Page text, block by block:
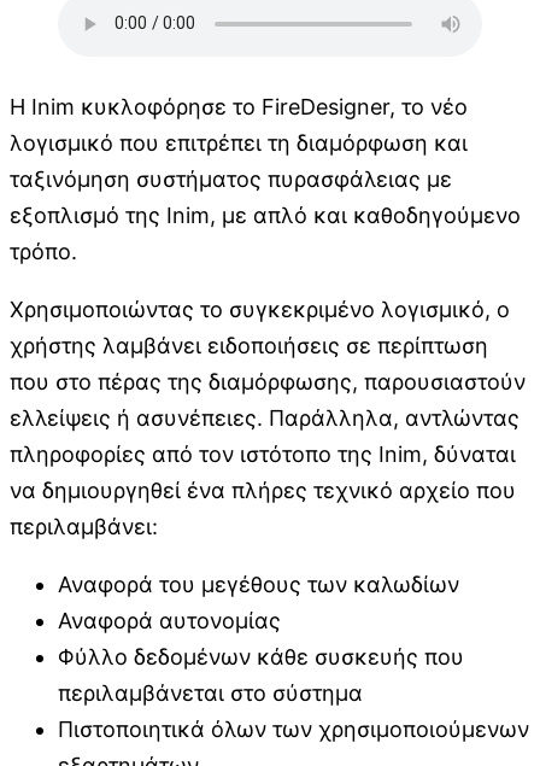
Η Inim κυκλοφόρησε το FireDesigner, το νέο
λογισμικό που επιτρέπει τη διαμόρφωση και
ταξινόμηση συστήματος πυρασφάλειας με
εξοπλισμό της Inim, με απλό και καθοδηγούμενο
τρόπο.
Χρησιμοποιώντας το συγκεκριμένο λογισμικό, ο
χρήστης λαμβάνει ειδοποιήσεις σε περίπτωση
που στο πέρας της διαμόρφωσης, παρουσιαστούν
ελλείψεις ή ασυνέπειες. Παράλληλα, αντλώντας
πληροφορίες από τον ιστότοπο της Inim, δύναται
να δημιουργηθεί ένα πλήρες τεχνικό αρχείο που
περιλαμβάνει:
Αναφορά του μεγέθους των καλωδίων
Αναφορά αυτονομίας
Φύλλο δεδομένων κάθε συσκευής που
περιλαμβάνεται στο σύστημα
Πιστοποιητικά όλων των χρησιμοποιούμενων